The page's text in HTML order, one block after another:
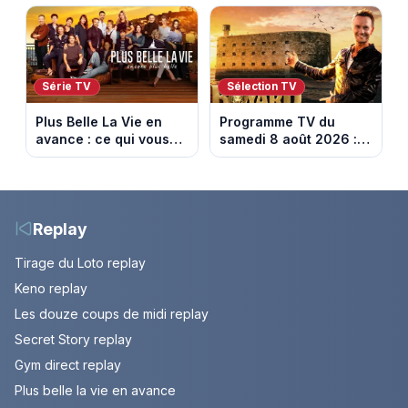
semaine du 10 au 14
août 2026 (spoiler)
10 au 14 août 2026
(spoiler)
Série TV
Plus Belle La Vie en
avance : ce qui vous
attend la semaine du
(spoiler)
Sélection TV
Programme TV du
samedi 8 août 2026 :
notre sélection pour
Replay
Tirage du Loto replay
Keno replay
Les douze coups de midi replay
Secret Story replay
Gym direct replay
Plus belle la vie en avance